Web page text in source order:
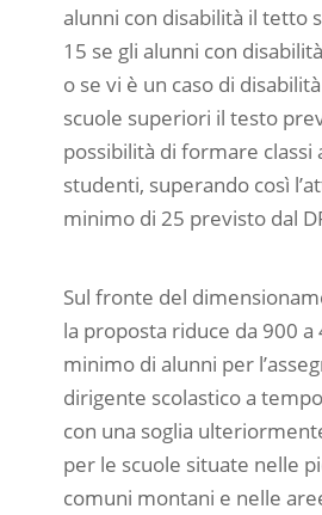
alunni con disabilità il tetto
15 se gli alunni con
o se vi è un caso di
scuole superiori il testo
possibilità di formare classi
studenti, superando così
minimo di 25 previsto dal
Sul fronte del
la proposta riduce da 900
minimo di alunni per
dirigente scolastico a
con una soglia
per le scuole situate nelle
comuni montani e nelle